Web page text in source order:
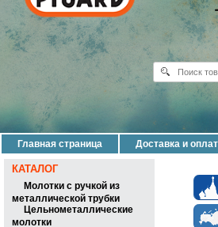
Главная страница Доставка и
КАТАЛОГ
Молотки с ручкой из
металлической трубки
Цельнометаллические
молотки